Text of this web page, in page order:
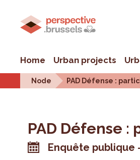
Home Urban projects
Node PAD Défense :
PAD Défense
Enquête publique